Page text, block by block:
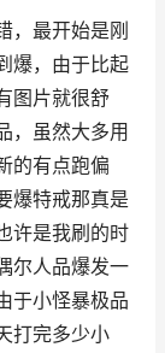
，最开始是刚
爆，由于比起
图片就很舒
，虽然大多用
的有点跑偏
爆特戒那真是
许是我刷的时
尔人品爆发一
于小怪暴极品
打完多少小